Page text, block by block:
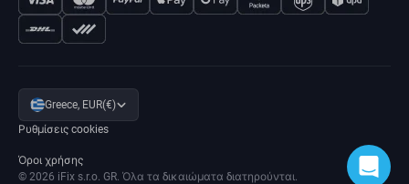
Greece, EUR(€)
Ρυθμίσεις cookies
Όροι χρήσης
© 2026 iFix s.r.o. GR. Όλα τα δικαιώματα διατηρούνται.